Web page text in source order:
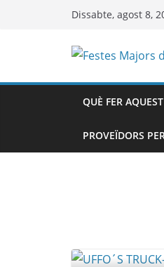
Dissabte, agost 8,
QUÈ FER
PROVEÏDORS